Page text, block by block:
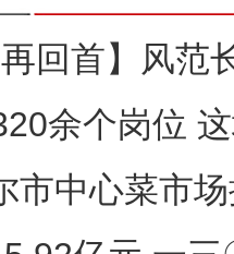
再回首】风
余个岗位
市中心菜市